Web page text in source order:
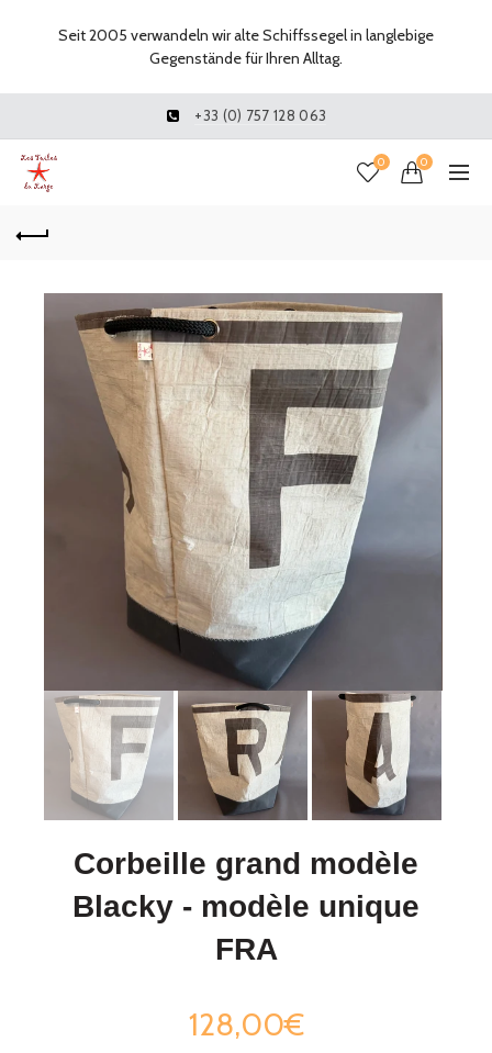
+33 (0) 757 128 063
0 0
Corbeille grand modèle
Blacky - modèle unique
FRA
128,00€
Seit 2005 verwandeln wir alte Schiffssegel in langlebige
Gegenstände für Ihren Alltag.